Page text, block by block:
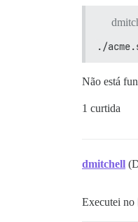
./
Não está
1 curtida
dmitchell
Executei no